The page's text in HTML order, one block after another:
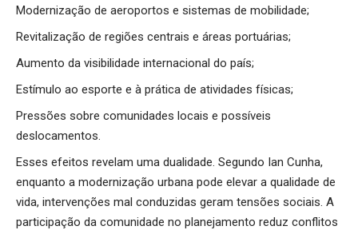
Modernização de aeroportos e sistemas de mobilidade;
Revitalização de regiões centrais e áreas portuárias;
Aumento da visibilidade internacional do país;
Estímulo ao esporte e à prática de atividades físicas;
Pressões sobre comunidades locais e possíveis
deslocamentos.
Esses efeitos revelam uma dualidade. Segundo Ian Cunha,
enquanto a modernização urbana pode elevar a qualidade de
vida, intervenções mal conduzidas geram tensões sociais. A
participação da comunidade no planejamento reduz conflitos